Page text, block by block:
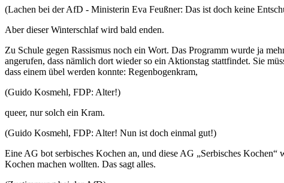
(Lachen bei der AfD - Ministerin Eva Feußner: Das ist doch keine
Aber dieser Winterschlaf wird bald enden.
Zu Schule gegen Rassismus noch ein Wort. Das Programm wurde ja
angerufen, dass nämlich dort wieder so ein Aktionstag stattfindet. Sie
dass einem übel werden konnte: Regenbogenkram,
(Guido Kosmehl, FDP: Alter!)
queer, nur solch ein Kram.
(Guido Kosmehl, FDP: Alter! Nun ist doch einmal gut!)
Eine AG bot serbisches Kochen an, und diese AG „Serbisches
Kochen machen wollten. Das sagt alles.